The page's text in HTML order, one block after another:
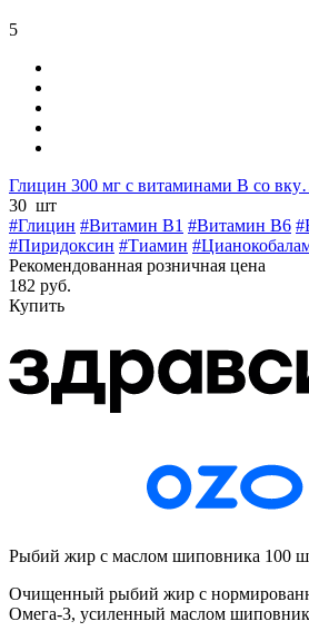
5
Глицин 300 мг с витаминами В со
30 шт
#Глицин #Витамин B1 #Витамин B6
#Пиридоксин #Тиамин
Рекомендованная розничная цена
182 руб.
Купить
Рыбий жир с маслом шиповника 100
Очищенный рыбий жир с
Омега-3, усиленный маслом